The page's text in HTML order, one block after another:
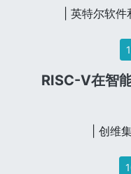
| 英特尔软
RISC-V在智
| 创维